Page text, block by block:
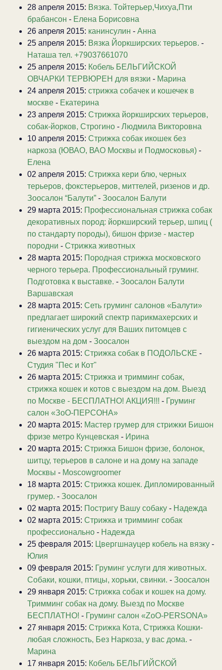
28 апреля 2015: Вязка. Тойтерьер,Чихуа,Пти
брабансон - Елена Борисовна
26 апреля 2015: канинсулин - Анна
25 апреля 2015: Вязка Йоркширских терьеров. -
Наташа тел. +79037661070
25 апреля 2015: Кобель БЕЛЬГИЙСКОЙ
ОВЧАРКИ ТЕРВЮРЕН для вязки - Марина
24 апреля 2015: стрижка собачек и кошечек в
москве - Екатерина
23 апреля 2015: Стрижка йоркширских терьеров,
собак-йорков, Строгино - Людмила Викторовна
10 апреля 2015: Стрижка собак икошек без
наркоза (ЮВАО, ВАО Москвы и Подмосковья) -
Елена
02 апреля 2015: Стрижка кери блю, черных
терьеров, фокстерьеров, миттелей, ризенов и др.
Зоосалон “Балути” - Зоосалон Балути
29 марта 2015: Профессиональная стрижка собак
декоративных пород: йоркширский терьер, шпиц (
по стандарту породы), бишон фризе - мастер
породни - Стрижка животных
28 марта 2015: Породная стрижка московского
черного терьера. Профессиональный груминг.
Подготовка к выставке. - Зоосалон Балути
Варшавская
28 марта 2015: Сеть груминг салонов «Балути»
предлагает широкий спектр парикмахерских и
гигиенических услуг для Ваших питомцев с
выездом на дом - Зоосалон
26 марта 2015: Стрижка собак в ПОДОЛЬСКЕ -
Студия "Пес и Кот"
26 марта 2015: Стрижка и тримминг собак,
стрижка кошек и котов с выездом на дом. Выезд
по Москве - БЕСПЛАТНО! АКЦИЯ!!! - Груминг
салон «ЗоО-ПЕРСОНА»
20 марта 2015: Мастер грумер для стрижки Бишон
фризе метро Кунцевская - Ирина
20 марта 2015: Стрижка Бишон фризе, болонок,
шитцу, терьеров в салоне и на дому на западе
Москвы - Moscowgroomer
18 марта 2015: Стрижка кошек. Дипломированный
грумер. - Зоосалон
02 марта 2015: Постригу Вашу собаку - Надежда
02 марта 2015: Стрижка и тримминг собак
профессионально - Надежда
25 февраля 2015: Цвергшнауцер кобель на вязку -
Юлия
09 февраля 2015: Груминг услуги для животных.
Собаки, кошки, птицы, хорьки, свинки. - Зоосалон
29 января 2015: Стрижка собак и кошек на дому.
Тримминг собак на дому. Выезд по Москве
БЕСПЛАТНО! - Груминг салон «ZoO-PERSONA»
27 января 2015: Стрижка Кота, Стрижка Кошки-
любая сложность, Без Наркоза, у вас дома. -
Марина
17 января 2015: Кобель БЕЛЬГИЙСКОЙ